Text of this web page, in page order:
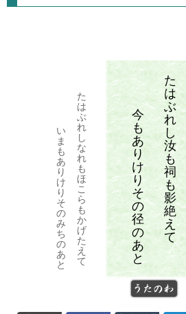
た
は
ぶ
れ
し
汝
も
祠
も
影
絶
え
て
今
も
あ
り
け
り
そ
の
径
の
あ
と
た
は
ぶ
れ
し
な
れ
も
ほ
こ
ら
も
か
げ
た
え
て
い
ま
も
あ
り
け
り
そ
の
み
ち
の
あ
と
うたのわ